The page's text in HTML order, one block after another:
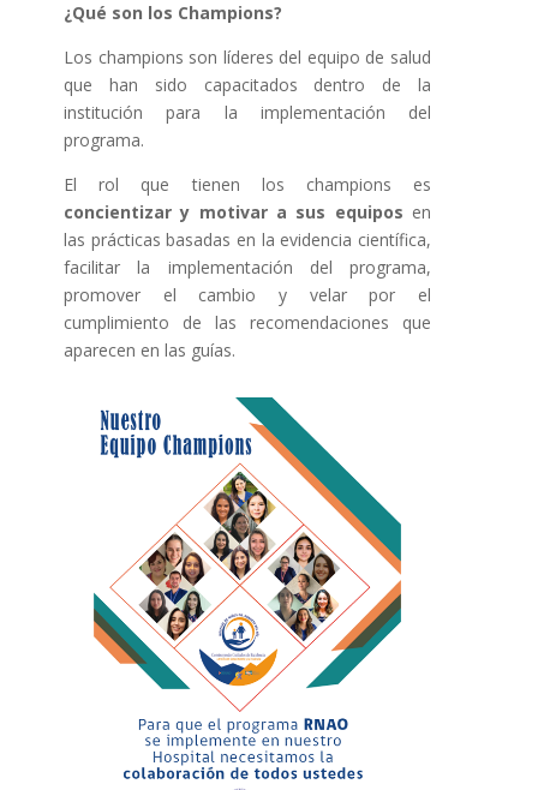
¿Qué son los Champions?
Los champions son líderes del equipo de salud
que han sido capacitados dentro de la
institución para la implementación del
programa.
El rol que tienen los champions es
concientizar y motivar a sus equipos en
las prácticas basadas en la evidencia científica,
facilitar la implementación del programa,
promover el cambio y velar por el
cumplimiento de las recomendaciones que
aparecen en las guías.